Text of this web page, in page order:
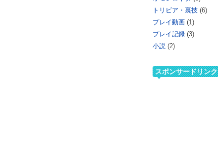
トリビア・裏技 (6)
プレイ動画 (1)
プレイ記録 (3)
小説 (2)
スポンサードリンク